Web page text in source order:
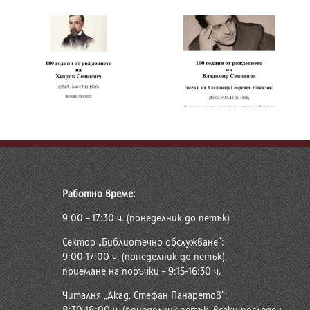
100 години от
рождението на
Вадимир Свинтила
160 години от
рождението на
Михаил Попруженко
Работно време:
9:00 – 17:30 ч. (понеделник до петък)
Сектор „Библиотечно обслужване“:
9:00-17:00 ч. (понеделник до петък),
приемане на поръчки – 9:15-16:30 ч.
Читалня „Акад. Стефан Панаретов“: